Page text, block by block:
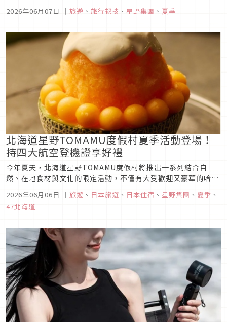
氣候變遷、夏季逐年 延長的趨勢，現代旅人偏好尋求遠離塵囂的
且夏季...
2026年06月07日 ｜ 旅遊 、 旅行祕技 、 星野集團 、 夏季
北海道星野TOMAMU度假村夏季活動登場！
持四大航空登機證享好禮
今年夏天，北海道星野TOMAMU度假村將推出一系列結合自
然、在地食材與文化的限定活動，不僅有大受歡迎又豪華的哈密
三大活動焦點帶你搶先看！
2026年06月06日 ｜ 旅遊 、 日本旅遊 、 日本住宿 、 星野集團 、 夏季 、
47北海道